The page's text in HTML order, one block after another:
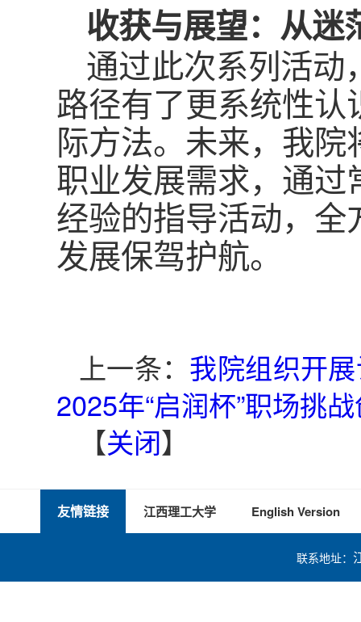
收获与展望：从迷
通过此次系列活动
路径有了更系统性
际方法。未来，我
职业发展需求，通
经验的指导活动，
发展保驾护航。
上一条： 我院组织开
2025年“启润杯”职场挑
【关闭】
友情链接 江西理工大学 English Version
联系地址：